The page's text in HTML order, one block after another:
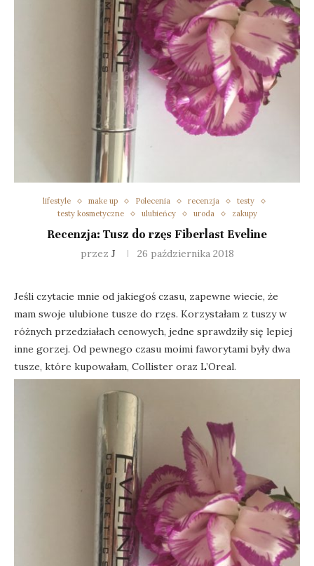
lifestyle make up Polecenia recenzja
testy
testy kosmetyczne
ulubieńcy uroda zakupy
Recenzja: Tusz do rzęs Fiberlast Eveline
przez J 26 października 2018
Jeśli czytacie mnie od jakiegoś czasu, zapewne wiecie, że
mam swoje ulubione tusze do rzęs. Korzystałam z tuszy w
różnych przedziałach cenowych, jedne sprawdziły się lepiej
inne gorzej. Od pewnego czasu moimi faworytami były dwa
tusze, które kupowałam, Collister oraz L’Oreal.